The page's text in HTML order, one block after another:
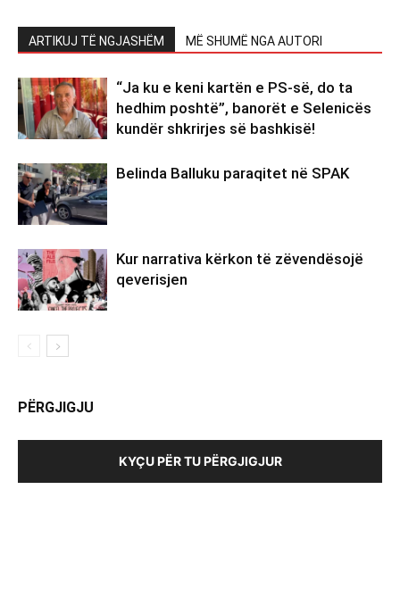
ARTIKUJ TË NGJASHËM MË SHUMË NGA AUTORI
“Ja ku e keni kartën e PS-së, do ta
hedhim poshtë”, banorët e Selenicës
kundër shkrirjes së bashkisë!
Belinda Balluku paraqitet në SPAK
Kur narrativa kërkon të zëvendësojë
qeverisjen
PËRGJIGJU
KYÇU PËR TU PËRGJIGJUR